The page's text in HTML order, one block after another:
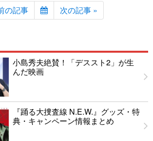
の記事 次の記事 »
小島秀夫絶賛！「デススト2」が生
んだ映画
『踊る大捜査線 N.E.W.』グッズ・特
典・キャンペーン情報まとめ